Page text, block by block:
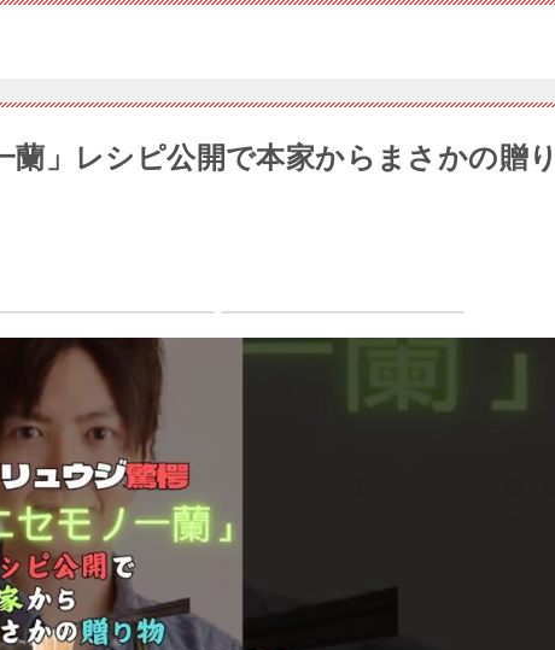
蘭」レシピ公開で本家からまさかの贈り